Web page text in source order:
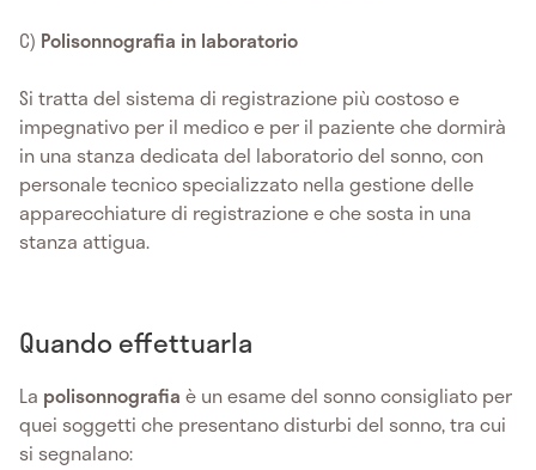
C) Polisonnografia in laboratorio
Si tratta del sistema di registrazione più costoso e
impegnativo per il medico e per il paziente che dormirà
in una stanza dedicata del laboratorio del sonno, con
personale tecnico specializzato nella gestione delle
apparecchiature di registrazione e che sosta in una
stanza attigua.
Quando effettuarla
La polisonnografia è un esame del sonno consigliato per
quei soggetti che presentano disturbi del sonno, tra cui
si segnalano: